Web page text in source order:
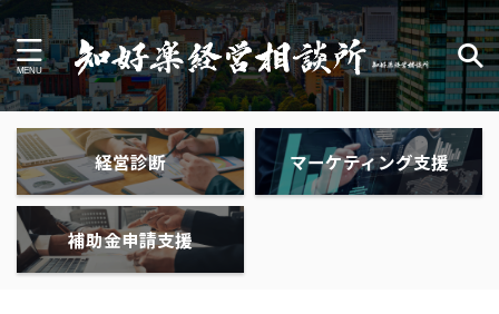
経営診断 マーケティング支援
補助金申請支援